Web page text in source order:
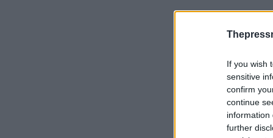
If you wish
sensitive
confirm
continue
information
further